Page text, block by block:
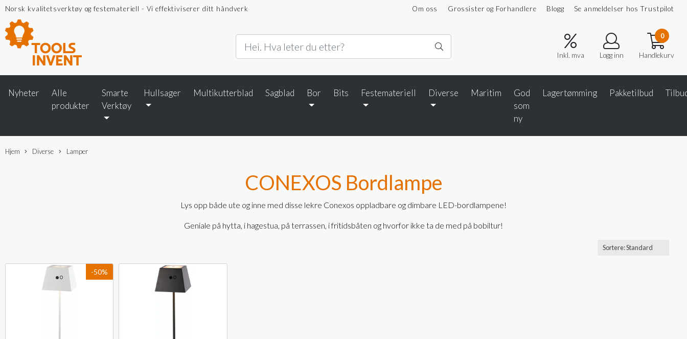
Norsk kvalitetsverktøy og festemateriell - Vi effektiviserer ditt håndverk Om oss Grossister og Forhandlere Blogg Se anmeldelser hos Trustpilot
Inkl. mva Logg inn
0
Handlekurv
Nyheter
Alle
produkter
Smarte
Verktøy
Hullsager Multikutterblad Sagblad Bor Bits Festemateriell Diverse Maritim
God
som
ny
Lagertømming Pakketilbud
Hjem Diverse Lamper
CONEXOS Bordlampe
Lys opp både ute og inne med disse lekre Conexos oppladbare og dimbare LED-bordlampene!
Geniale på hytta, i hagestua, på terrassen, i fritidsbåten og hvorfor ikke ta de med på bobiltur!
-50%